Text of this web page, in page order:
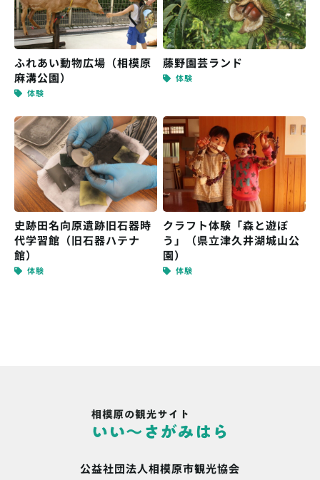
ふれあい動物広場（相模原
麻溝公園）
体験
藤野園芸ランド
体験
史跡田名向原遺跡旧石器時
代学習館（旧石器ハテナ
館）
体験
クラフト体験「森と遊ぼ
う」（県立津久井湖城山公
園）
体験
公益社団法人相模原市観光協会